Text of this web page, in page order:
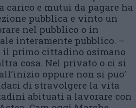
carico e mutui da pagare ha
pubblica e vinto un
nel pubblico o in
interamente pubblico. –
il primo cittadino osimano
cosa. Nel privato o ci si
oppure non si puo’
di stravolgere la vita
abituati a lavorare con